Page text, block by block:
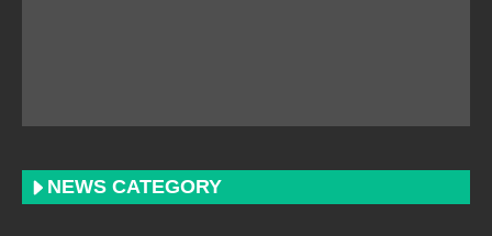
NEWS CATEGORY